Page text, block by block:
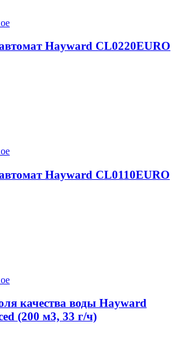
Hayward CL0220EURO
Hayward CL0110EURO
качества воды Hayward
(200 м3, 33 г/ч)